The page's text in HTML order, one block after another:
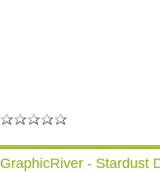
GraphicRiver - Stardust